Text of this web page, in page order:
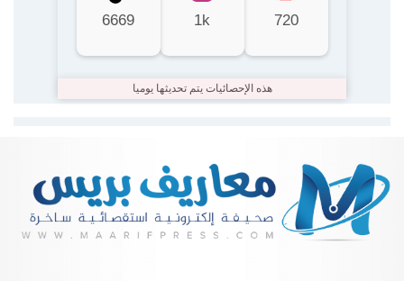
720
1k
6669
هذه الإحصائيات يتم تحديثها يوميا